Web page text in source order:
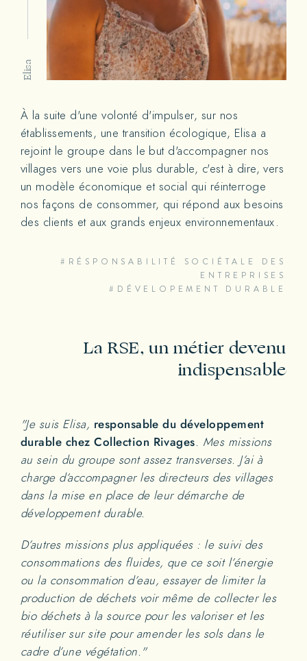
Elisa
À la suite d'une volonté d'impulser, sur nos
établissements, une transition écologique, Elisa a
rejoint le groupe dans le but d'accompagner nos
villages vers une voie plus durable, c'est à dire, vers
un modèle économique et social qui réinterroge
nos façons de consommer, qui répond aux besoins
des clients et aux grands enjeux environnementaux.
#RÉSPONSABILITÉ SOCIÉTALE DES
ENTREPRISES
#DÉVELOPEMENT DURABLE
La RSE, un métier devenu
indispensable
"Je suis Elisa, responsable du développement
durable chez Collection Rivages. Mes missions
au sein du groupe sont assez transverses. J’ai à
charge d’accompagner les directeurs des villages
dans la mise en place de leur démarche de
développement durable.
D’autres missions plus appliquées : le suivi des
consommations des fluides, que ce soit l’énergie
ou la consommation d’eau, essayer de limiter la
production de déchets voir même de collecter les
bio déchets à la source pour les valoriser et les
réutiliser sur site pour amender les sols dans le
cadre d’une végétation."